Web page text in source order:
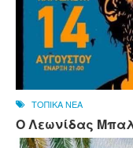
ΤΟΠΙΚΑ ΝΕΑ
Ο Λεωνίδας